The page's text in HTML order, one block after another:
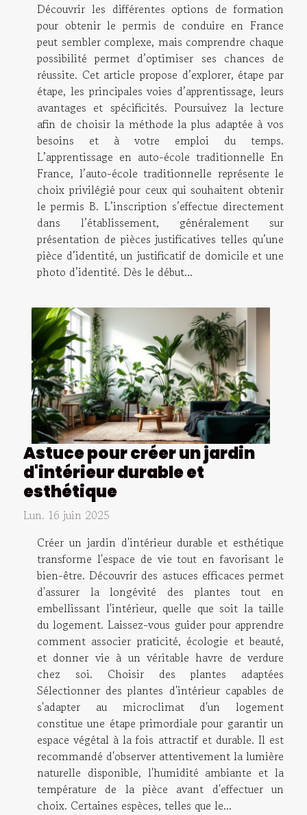
Découvrir les différentes options de formation
pour obtenir le permis de conduire en France
peut sembler complexe, mais comprendre chaque
possibilité permet d’optimiser ses chances de
réussite. Cet article propose d’explorer, étape par
étape, les principales voies d’apprentissage, leurs
avantages et spécificités. Poursuivez la lecture
afin de choisir la méthode la plus adaptée à vos
besoins et à votre emploi du temps.
L’apprentissage en auto-école traditionnelle En
France, l’auto-école traditionnelle représente le
choix privilégié pour ceux qui souhaitent obtenir
le permis B. L’inscription s’effectue directement
dans l’établissement, généralement sur
présentation de pièces justificatives telles qu’une
pièce d’identité, un justificatif de domicile et une
photo d’identité. Dès le début...
Astuce pour créer un jardin
d'intérieur durable et
esthétique
Lun. 16 juin 2025
Créer un jardin d'intérieur durable et esthétique
transforme l'espace de vie tout en favorisant le
bien-être. Découvrir des astuces efficaces permet
d'assurer la longévité des plantes tout en
embellissant l'intérieur, quelle que soit la taille
du logement. Laissez-vous guider pour apprendre
comment associer praticité, écologie et beauté,
et donner vie à un véritable havre de verdure
chez soi. Choisir des plantes adaptées
Sélectionner des plantes d'intérieur capables de
s'adapter au microclimat d'un logement
constitue une étape primordiale pour garantir un
espace végétal à la fois attractif et durable. Il est
recommandé d'observer attentivement la lumière
naturelle disponible, l'humidité ambiante et la
température de la pièce avant d'effectuer un
choix. Certaines espèces, telles que le...